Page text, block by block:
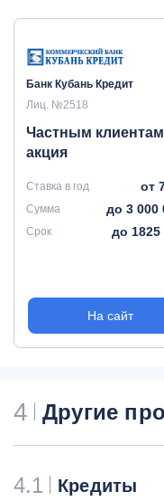
Банк Кубань Кредит
Лиц. №2518
Частным клиентам
акция
Ставка в год от
Сумма до 3 000
Срок до 1825
На сайт
4 Другие
4.1 Кредиты